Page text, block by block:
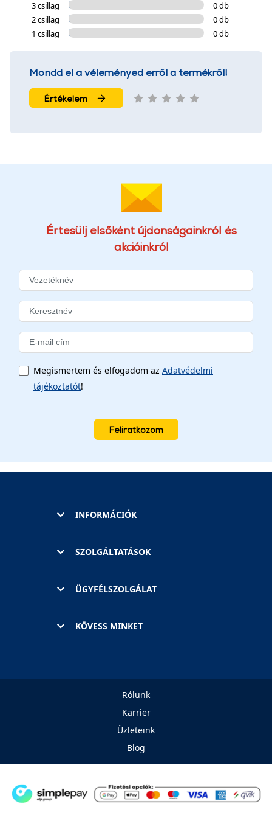
3 csillag
0 db
2 csillag
0 db
1 csillag
0 db
Mondd el a véleményed erről a termékről!
Értékelem
Értesülj elsőként újdonságainkról és
akcióinkról
Megismertem és elfogadom az Adatvédelmi
tájékoztatót!
Feliratkozom
INFORMÁCIÓK
SZOLGÁLTATÁSOK
ÜGYFÉLSZOLGÁLAT
KÖVESS MINKET
Rólunk
Karrier
Üzleteink
Blog